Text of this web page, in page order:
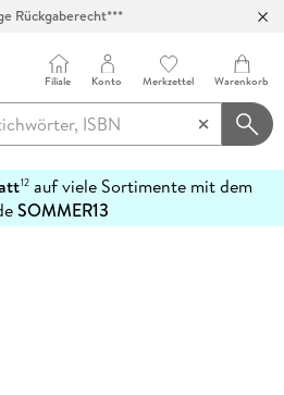
Rückgaberecht***
Filiale Konto Merkzettel Warenkorb
12auf viele Sortimente mit dem
SOMMER13